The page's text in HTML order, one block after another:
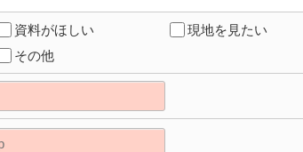
資料がほしい
現地を見たい
その他